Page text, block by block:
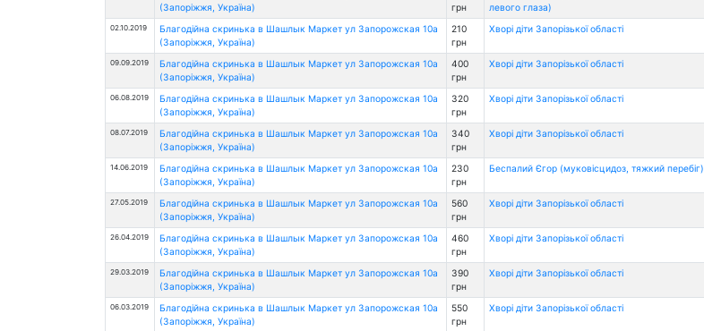
(Запоріжжя, Україна)
грн
левого глаза)
02.10.2019
Благодійна скринька в Шашлык Маркет ул Запорожская 10а
(Запоріжжя, Україна)
210
грн
Хворі діти Запорізької області
09.09.2019
Благодійна скринька в Шашлык Маркет ул Запорожская 10а
(Запоріжжя, Україна)
400
грн
Хворі діти Запорізької області
06.08.2019
Благодійна скринька в Шашлык Маркет ул Запорожская 10а
(Запоріжжя, Україна)
320
грн
Хворі діти Запорізької області
08.07.2019
Благодійна скринька в Шашлык Маркет ул Запорожская 10а
(Запоріжжя, Україна)
340
грн
Хворі діти Запорізької області
14.06.2019
Благодійна скринька в Шашлык Маркет ул Запорожская 10а
(Запоріжжя, Україна)
230
грн
Беспалий Єгор (муковісцидоз, тяжкий перебіг)
27.05.2019
Благодійна скринька в Шашлык Маркет ул Запорожская 10а
(Запоріжжя, Україна)
560
грн
Хворі діти Запорізької області
26.04.2019
Благодійна скринька в Шашлык Маркет ул Запорожская 10а
(Запоріжжя, Україна)
460
грн
Хворі діти Запорізької області
29.03.2019
Благодійна скринька в Шашлык Маркет ул Запорожская 10а
(Запоріжжя, Україна)
390
грн
Хворі діти Запорізької області
06.03.2019
Благодійна скринька в Шашлык Маркет ул Запорожская 10а
(Запоріжжя, Україна)
550
грн
Хворі діти Запорізької області